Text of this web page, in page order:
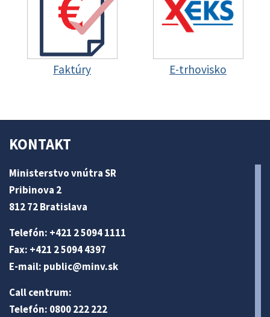
Faktúry E-trhovisko
KONTAKT
Ministerstvo vnútra SR
Pribinova 2
812 72 Bratislava
Telefón: +421 2 5094 1111
Fax: +421 2 5094 4397
E-mail: public@minv.sk
Call centrum:
Telefón: 0800 222 222